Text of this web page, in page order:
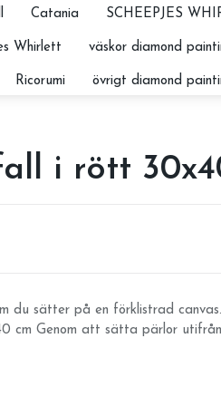
Catania SCHEEPJES
Whirlett väskor diamond
Ricorumi övrigt diamond
i rött
du sätter på en förklistrad
cm Genom att sätta pärlor